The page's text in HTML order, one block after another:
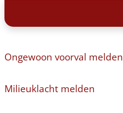
Ongewoon voorval melden
Milieuklacht melden